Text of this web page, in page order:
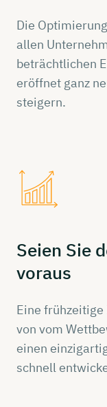
Die
allen
beträchtlichen
eröffnet ganz
steigern.
Seien Sie
voraus
Eine
von vom
einen
schnell